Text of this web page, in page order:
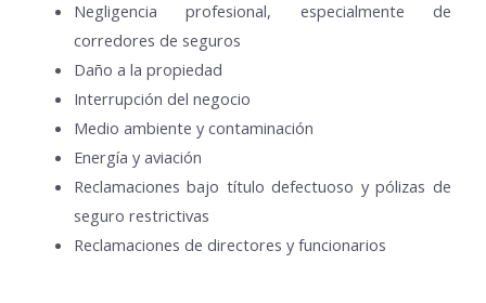
Negligencia profesional, especialmente de
corredores de seguros
Daño a la propiedad
Interrupción del negocio
Medio ambiente y contaminación
Energía y aviación
Reclamaciones bajo título defectuoso y pólizas de
seguro restrictivas
Reclamaciones de directores y funcionarios